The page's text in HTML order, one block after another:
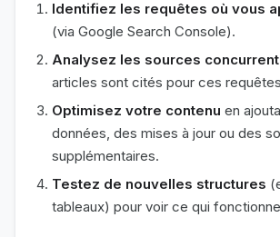
Identifiez les requêtes où vous
(via Google Search Console).
Analysez les sources
articles sont cités pour ces
Optimisez votre contenu en
données, des mises à jour ou des
supplémentaires.
Testez de nouvelles structures
tableaux) pour voir ce qui